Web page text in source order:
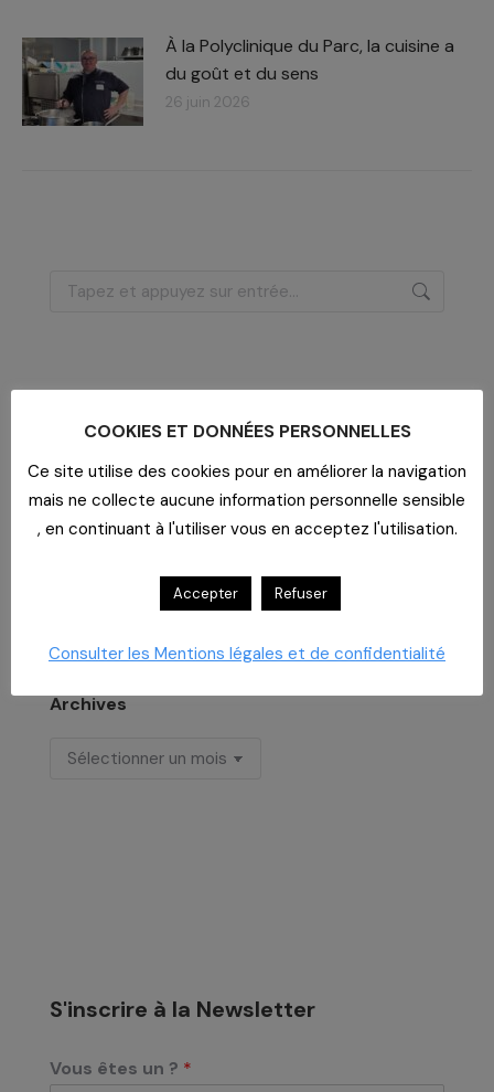
À la Polyclinique du Parc, la cuisine a
du goût et du sens
26 juin 2026
Recherche
Imaginer un lieu de vie
29 juillet 2026
Un bar dans un EHPAD
29 juillet 2026
Formation aux risques psychosociaux
29 juillet 2026
Archives
Archives
S'inscrire à la Newsletter
Vous êtes un ? *
COOKIES ET DONNÉES PERSONNELLES
Ce site utilise des cookies pour en améliorer la navigation
mais ne collecte aucune information personnelle sensible
, en continuant à l'utiliser vous en acceptez l'utilisation.
Accepter Refuser
Consulter les Mentions légales et de confidentialité